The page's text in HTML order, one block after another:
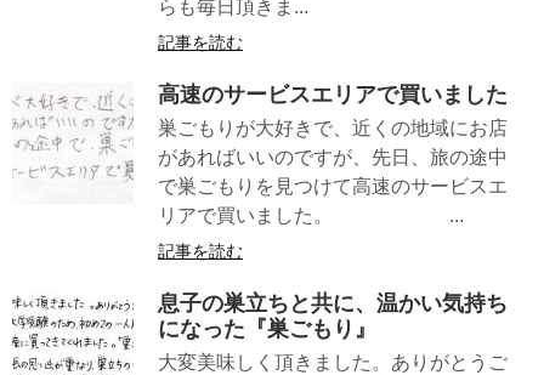
らも毎日頂きま...
記事を読む
高速のサービスエリアで買いました
巣ごもりが大好きで、近くの地域にお店
があればいいのですが、先日、旅の途中
で巣ごもりを見つけて高速のサービスエ
リアで買いました。 ...
記事を読む
息子の巣立ちと共に、温かい気持ち
になった『巣ごもり』
大変美味しく頂きました。ありがとうご